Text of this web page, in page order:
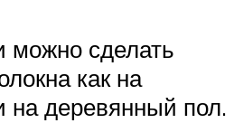
сделать
как на
на деревянный пол.